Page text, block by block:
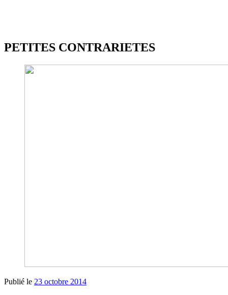
PETITES CONTRARIETES
Publié le 23 octobre 2014